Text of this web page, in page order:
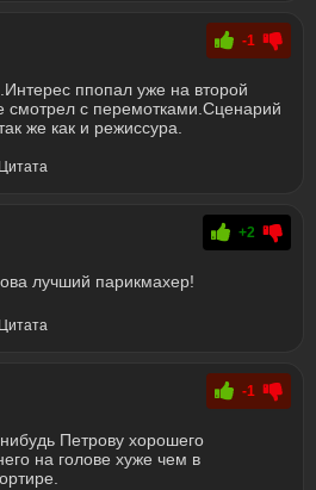
-1
ппопал уже на второй
смотрел с перемотками.Сценарий
же как и режиссура.
Цитата
+2
лучший парикмахер!
Цитата
-1
Петрову хорошего
на голове хуже чем в